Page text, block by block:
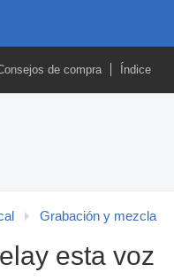
de compra Índice
Grabación y mezcla
esta voz